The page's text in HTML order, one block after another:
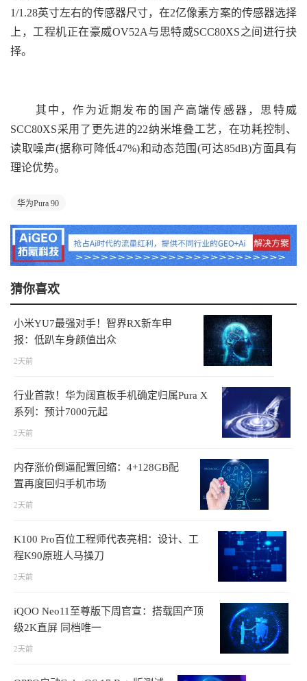
1/1.28英寸左右的传感器尺寸，在2亿像素方案的传感器选择
上，工程机正在豪威OV52A与思特威SCC80XS之间进行抉
择。
其中，作为近期发布的国产高端传感器，思特威
SCC80XS采用了更先进的22纳米堆叠工艺，在功耗控制、
读取噪声(据称可降低47%)和动态范围(可达85dB)方面具有
理论优势。
华为Pura 90
猜你喜欢
小米YU7最强对手！智界RX新车申
报：低趴车身颜值出众
2天前
行业首款！华为阔直板手机确定归属Pura X
系列：预计7000元起
2天前
内存涨价倒逼配置回缩：4+128GB配
置再度回归手机市场
2天前
K100 Pro百位工程师代表亮相：设计、工
程K90原班人马操刀
2天前
iQOO Neo11至尊版下周官宣：搭载国产顶
级2K直屏 同档唯一
2天前